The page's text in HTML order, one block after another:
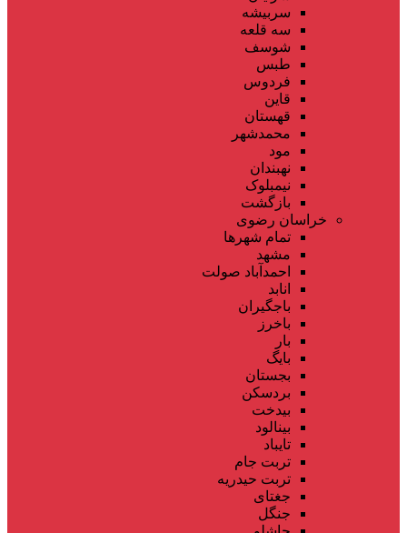
سربیشه
سه قلعه
شوسف
طبس
فردوس
قاین
قهستان
محمدشهر
مود
نهبندان
نیمبلوک
بازگشت
خراسان رضوی
تمام شهر‌ها
مشهد
احمدآباد صولت
انابد
باجگیران
باخرز
بار
بایگ
بجستان
بردسکن
بیدخت
بینالود
تایباد
تربت جام
تربت حیدریه
جغتای
جنگل